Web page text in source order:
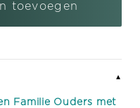
toevoegen
▼
Familie Ouders met